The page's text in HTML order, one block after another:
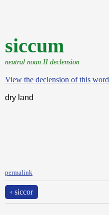
siccum
neutral noun II declension
View the declension of this word
dry land
permalink
‹ siccor